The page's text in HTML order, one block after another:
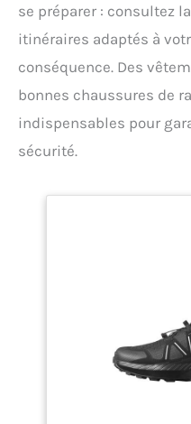
se préparer : consultez
itinéraires adaptés à
conséquence. Des
bonnes chaussures de
indispensables pour
sécurité.